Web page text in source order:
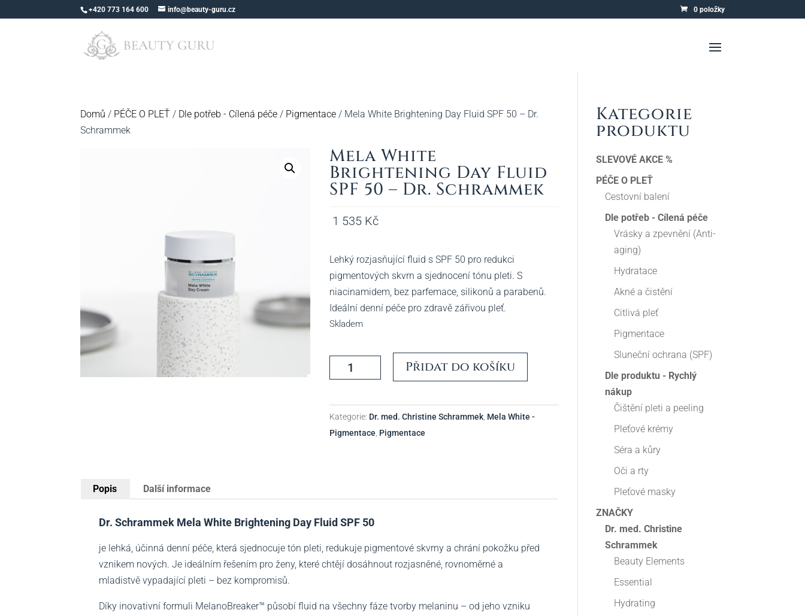
+420 773 164 600 info@beauty-guru.cz 0 položky
Domů / PÉČE O PLEŤ / Dle potřeb - Cílená péče / Pigmentace / Mela White Brightening Day Fluid SPF 50 – Dr.
Schrammek
Mela White
Brightening Day Fluid
SPF 50 – Dr. Schrammek
1 535 Kč
Lehký rozjasňující fluid s SPF 50 pro redukci
pigmentových skvrn a sjednocení tónu pleti. S
niacinamidem, bez parfemace, silikonů a parabenů.
Ideální denní péče pro zdravě zářivou pleť.
Skladem
Mela
White
Day
Fluid
SPF
Schrammek
množství
Přidat do košíku
Kategorie: Dr. med. Christine Schrammek, Mela White -
Pigmentace Pigmentace
Popis Další informace
Dr. Schrammek Mela White Brightening Day Fluid SPF 50
je lehká, účinná denní péče, která sjednocuje tón pleti, redukuje pigmentové skvrny a chrání pokožku před
vznikem nových. Je ideálním řešením pro ženy, které chtějí dosáhnout rozjasněné, rovnoměrné a
mladistvě vypadající pleti – bez kompromisů.
Díky inovativní formuli MelanoBreaker™ působí fluid na všechny fáze tvorby melaninu – od jeho vzniku
Kategorie
produktu
SLEVOVÉ AKCE %
PÉČE O PLEŤ
Cestovní balení
Dle potřeb - Cílená péče
Vrásky a zpevnění (Anti-
aging)
Hydratace
Akné a čistění
Citlivá pleť
Pigmentace
Sluneční ochrana (SPF)
Dle produktu - Rychlý
nákup
Čištění pleti a peeling
Pleťové krémy
Séra a kůry
Oči a rty
Pleťové masky
ZNAČKY
Dr. med. Christine
Schrammek
Beauty Elements
Essential
Hydrating